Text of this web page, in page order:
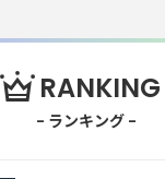
RANKING